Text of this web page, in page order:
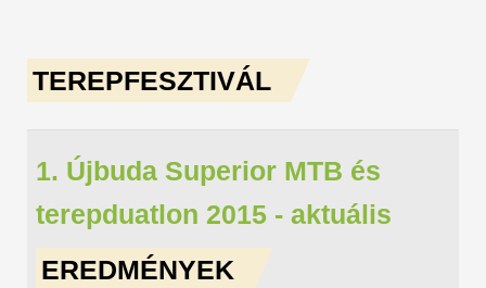
TEREPFESZTIVÁL
1. Újbuda Superior MTB és
terepduatlon 2015 - aktuális
EREDMÉNYEK